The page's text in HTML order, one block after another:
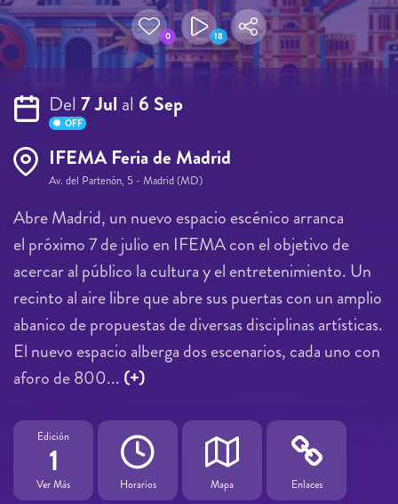
0 18
Del 7 Jul al 6 Sep
OFF
IFEMA Feria de Madrid
Av. del Partenón, 5 - Madrid (MD)
Abre Madrid, un nuevo espacio escénico arranca
el próximo 7 de julio en IFEMA con el objetivo de
acercar al público la cultura y el entretenimiento. Un
recinto al aire libre que abre sus puertas con un amplio
abanico de propuestas de diversas disciplinas artísticas.
El nuevo espacio alberga dos escenarios, cada uno con
aforo de 800... (+)
Edición
1
Ver Más Horarios Mapa Enlaces